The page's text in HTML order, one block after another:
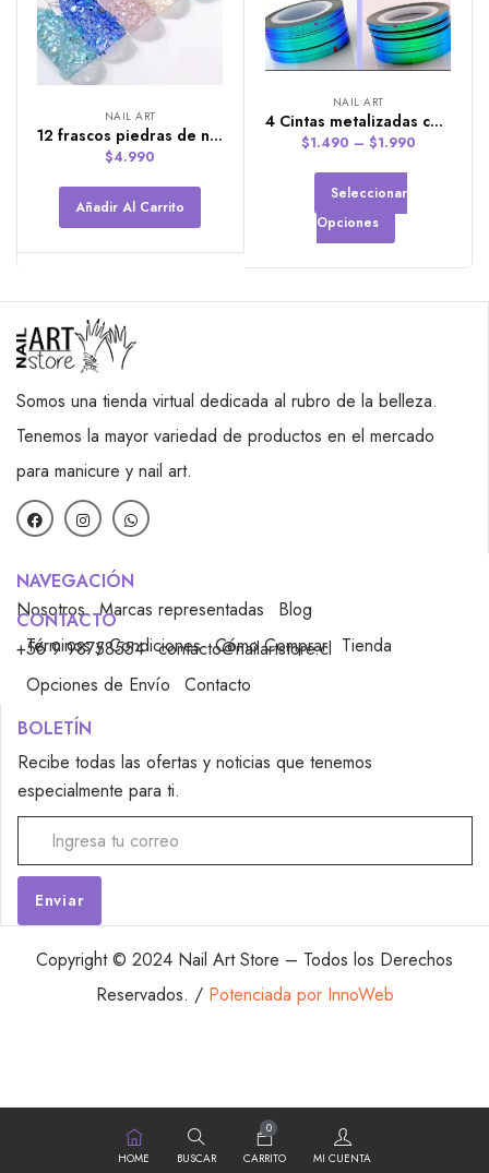
NAIL ART
12 frascos piedras de nacar partidas
$4.990
Añadir Al Carrito
NAIL ART
4 Cintas metalizadas camaleón
$1.490 – $1.990
Seleccionar
Opciones
Somos una tienda virtual dedicada al rubro de la belleza.
Tenemos la mayor variedad de productos en el mercado
para manicure y nail art.
NAVEGACIÓN
Nosotros Marcas representadas
Blog
Términos y Condiciones Cómo Comprar Tienda
CONTACTO
+56 9 98758554 contacto@nailartstore.cl
Opciones de Envío
Contacto
BOLETÍN
Recibe todas las ofertas y noticias que tenemos
especialmente para ti.
Copyright © 2024 Nail Art Store – Todos los Derechos
Reservados. / Potenciada por InnoWeb
HOME BUSCAR
0
CARRITO
MI CUENTA